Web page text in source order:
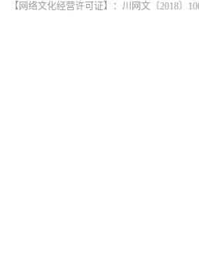
【网络文化经营许可证】：川网文〔2018